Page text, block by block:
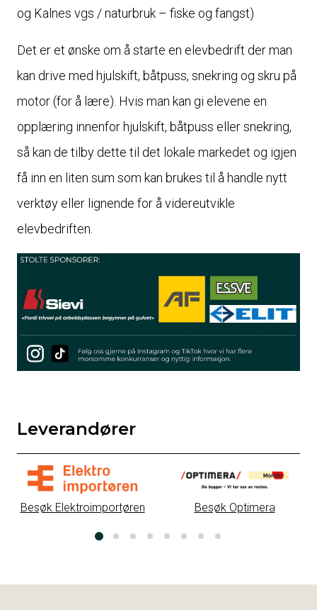
og Kalnes vgs / naturbruk – fiske og fangst)
Det er et ønske om å starte en elevbedrift der man
kan drive med hjulskift, båtpuss, snekring og skru på
motor (for å lære). Hvis man kan gi elevene en
opplæring innenfor hjulskift, båtpuss eller snekring,
så kan de tilby dette til det lokale markedet og igjen
få inn en liten sum som kan brukes til å handle nytt
verktøy eller lignende for å videreutvikle
elevbedriften.
Leverandører
Besøk Elektroimportøren Besøk Optimera